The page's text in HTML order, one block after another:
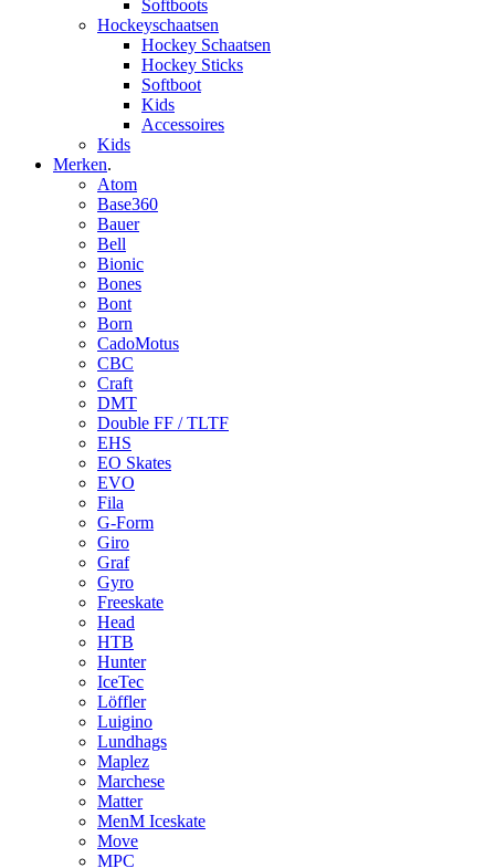
Softboots
Hockeyschaatsen
Hockey Schaatsen
Hockey Sticks
Softboot
Kids
Accessoires
Kids
Merken.
Atom
Base360
Bauer
Bell
Bionic
Bones
Bont
Born
CadoMotus
CBC
Craft
DMT
Double FF / TLTF
EHS
EO Skates
EVO
Fila
G-Form
Giro
Graf
Gyro
Freeskate
Head
HTB
Hunter
IceTec
Löffler
Luigino
Lundhags
Maplez
Marchese
Matter
MenM Iceskate
Move
MPC